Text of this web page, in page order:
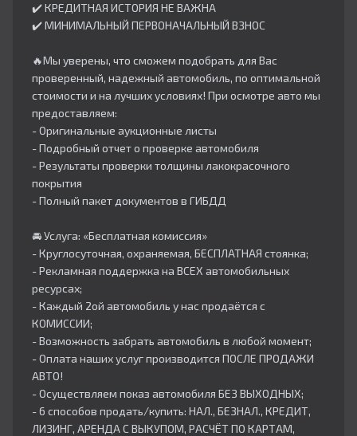
✔️ КРЕДИТНАЯ ИСТОРИЯ НЕ ВАЖНА
✔️ МИНИМАЛЬНЫЙ ПЕРВОНАЧАЛЬНЫЙ ВЗНОС
🔥Мы уверены, что сможем подобрать для Вас
проверенный, надежный автомобиль, по оптимальной
стоимости и на лучших условиях! При осмотре авто мы
предоставляем:
- Оригинальные аукционные листы
- Подробный отчет о проверке автомобиля
- Результаты проверки толщины лакокрасочного
покрытия
- Полный пакет документов в ГИБДД
🚘 Услуга: «Бесплатная комиссия»
- Круглосуточная, охраняемая, БЕСПЛАТНАЯ стоянка;
- Рекламная поддержка на ВСЕХ автомобильных
ресурсах;
- Каждый 2ой автомобиль у нас продаётся с
КОМИССИИ;
- Возможность забрать автомобиль в любой момент;
- Оплата наших услуг производится ПОСЛЕ ПРОДАЖИ
АВТО!
- Осуществляем показ автомобиля БЕЗ ВЫХОДНЫХ;
- 6 способов продать/купить: НАЛ., БЕЗНАЛ., КРЕДИТ,
ЛИЗИНГ, АРЕНДА С ВЫКУПОМ, РАСЧЁТ ПО КАРТАМ,